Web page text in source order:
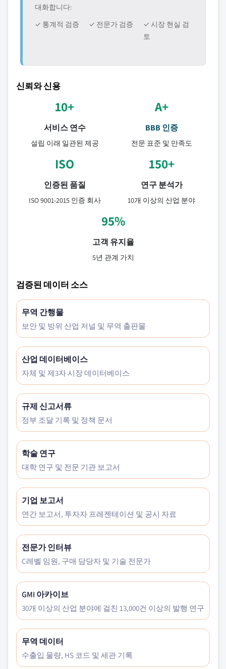
대화합니다:
✓ 통계적 검증
✓ 전문가 검증
✓ 시장 현실 검
토
신뢰와 신용
10+
서비스 연수
설립 이래 일관된 제공
A+
BBB 인증
전문 표준 및 만족도
ISO
인증된 품질
ISO 9001-2015 인증 회사
150+
연구 분석가
10개 이상의 산업 분야
95%
고객 유지율
5년 관계 가치
검증된 데이터 소스
무역 간행물
보안 및 방위 산업 저널 및 무역 출판물
산업 데이터베이스
자체 및 제3자 시장 데이터베이스
규제 신고서류
정부 조달 기록 및 정책 문서
학술 연구
대학 연구 및 전문 기관 보고서
기업 보고서
연간 보고서, 투자자 프레젠테이션 및 공시 자료
전문가 인터뷰
C레벨 임원, 구매 담당자 및 기술 전문가
GMI 아카이브
30개 이상의 산업 분야에 걸친 13,000건 이상의 발행 연구
무역 데이터
수출입 물량, HS 코드 및 세관 기록